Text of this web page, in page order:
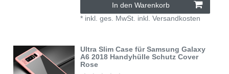
In den Warenkorb
* inkl. ges. MwSt. inkl.Versandkosten
Ultra Slim Case für Samsung Galaxy
A6 2018 Handyhülle Schutz Cover
Rose